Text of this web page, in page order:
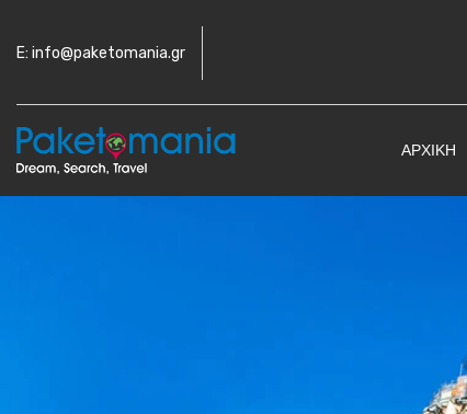
E: info@paketomania.gr
ΑΡΧΙΚΉ